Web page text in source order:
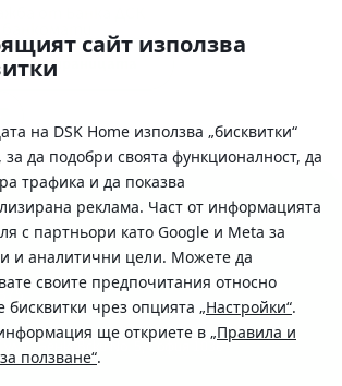
сайт използва
на DSK Home използва „бисквитки“
за да подобри своята функционалност, да
трафика и да показва
реклама. Част от информацията
с партньори като Google и Meta за
и аналитични цели. Можете да
своите предпочитания относно
бисквитки чрез опцията „Настройки“.
ще откриете в „Правила и
ползване“.
от Банка ДСК
на страницата
ул. Г. Бенковски No. 5, София 1036